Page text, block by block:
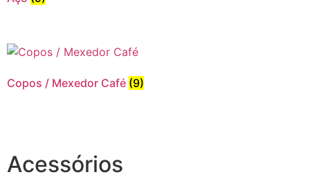
Copos / Mexedor Café (9)
Acessórios